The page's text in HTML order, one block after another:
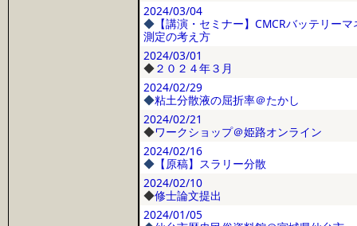
2024/03/04
◆ 【講演・セミナー】CMCRバッテリー
測定の考え方
2024/03/01
◆２０２４年３月
2024/02/29
◆粘土分散液の屈折率＠たかし
2024/02/21
◆ワークショップ＠姫路オンライン
2024/02/16
◆ 【原稿】スラリー分散
2024/02/10
◆修士論文提出
2024/01/05